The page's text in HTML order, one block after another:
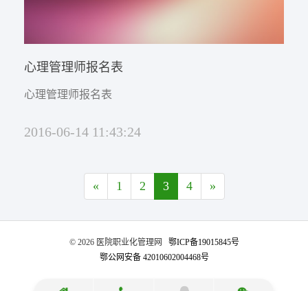
心理管理师报名表
心理管理师报名表
2016-06-14 11:43:24
« 1 2 3 4 »
©️ 2026 医院职业化管理网 鄂ICP备19015845号
鄂公网安备 42010602004468号